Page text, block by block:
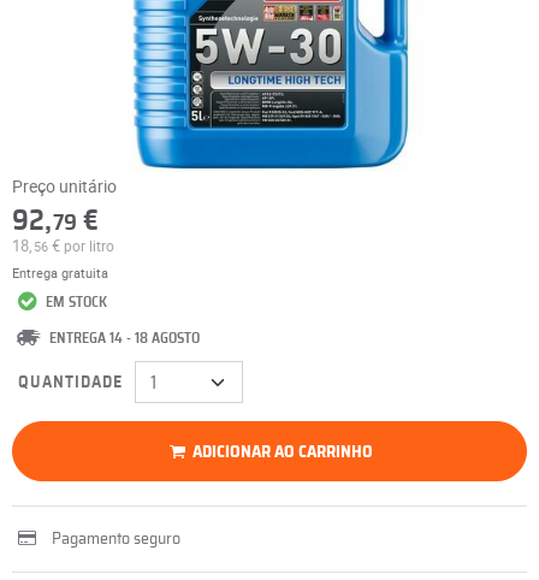
Preço unitário
92,79 €
18, 56 € por litro
Entrega gratuita
EM STOCK
ENTREGA 14 - 18 AGOSTO
QUANTIDADE
ADICIONAR AO CARRINHO
Pagamento seguro